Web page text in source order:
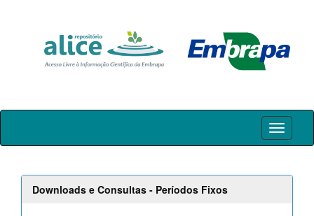
Skip
Downloads e Consultas - Períodos Fixos